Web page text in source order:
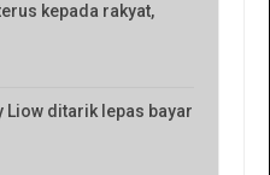
kepada rakyat,
Liow ditarik lepas bayar